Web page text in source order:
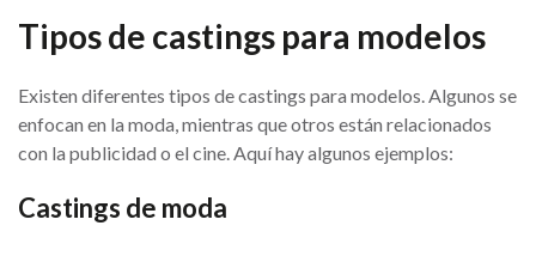
Tipos de castings para modelos
Existen diferentes tipos de castings para modelos. Algunos se
enfocan en la moda, mientras que otros están relacionados
con la publicidad o el cine. Aquí hay algunos ejemplos:
Castings de moda